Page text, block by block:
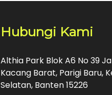
Hubungi Kami
Althia Park Blok A6 No 39
Kacang Barat, Parigi Baru,
Selatan, Banten 15226